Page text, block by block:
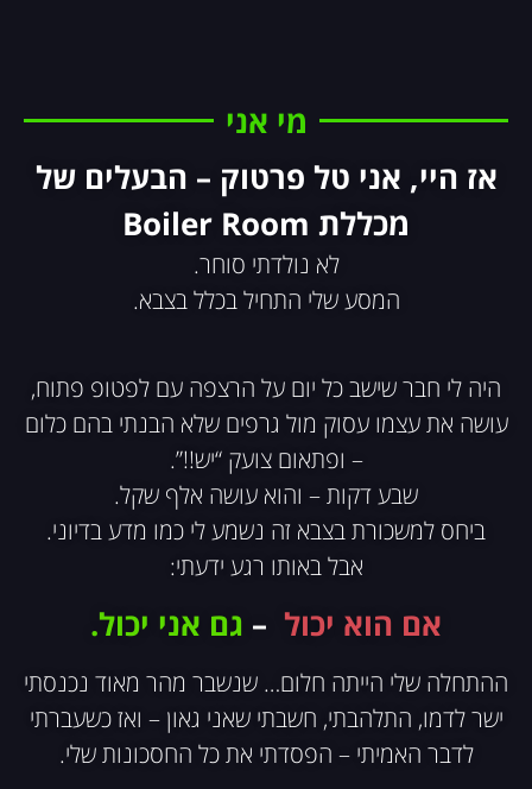
מי אני
אז היי, אני טל פרטוק – הבעלים של
מכללת Boiler Room
לא נולדתי סוחר.
המסע שלי התחיל בכלל בצבא.
היה לי חבר שישב כל יום על הרצפה עם לפטופ פתוח,
עושה את עצמו עסוק מול גרפים שלא הבנתי בהם כלום
– ופתאום צועק “יש!!”.
שבע דקות – והוא עושה אלף שקל.
ביחס למשכורת בצבא זה נשמע לי כמו מדע בדיוני.
אבל באותו רגע ידעתי:
אם הוא יכול – גם אני יכול.
ההתחלה שלי הייתה חלום… שנשבר מהר מאוד נכנסתי
ישר לדמו, התלהבתי, חשבתי שאני גאון – ואז כשעברתי
לדבר האמיתי – הפסדתי את כל החסכונות שלי.